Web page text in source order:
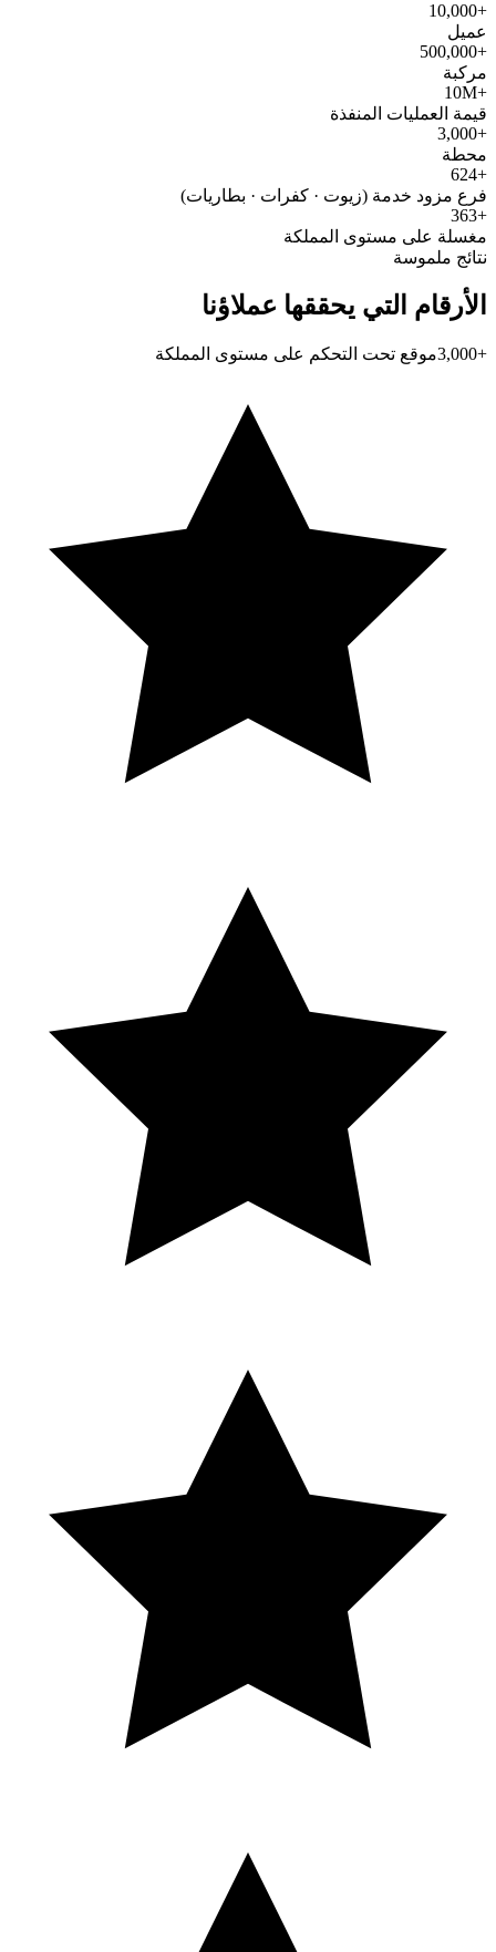
+10,000
عميل
+500,000
مركبة
+10M
قيمة العمليات المنفذة
+3,000
محطة
+624
فرع مزود خدمة (زيوت · كفرات · بطاريات)
+363
مغسلة على مستوى المملكة
نتائج ملموسة
الأرقام التي يحققها عملاؤنا
+3,000 موقع تحت التحكم على مستوى المملكة